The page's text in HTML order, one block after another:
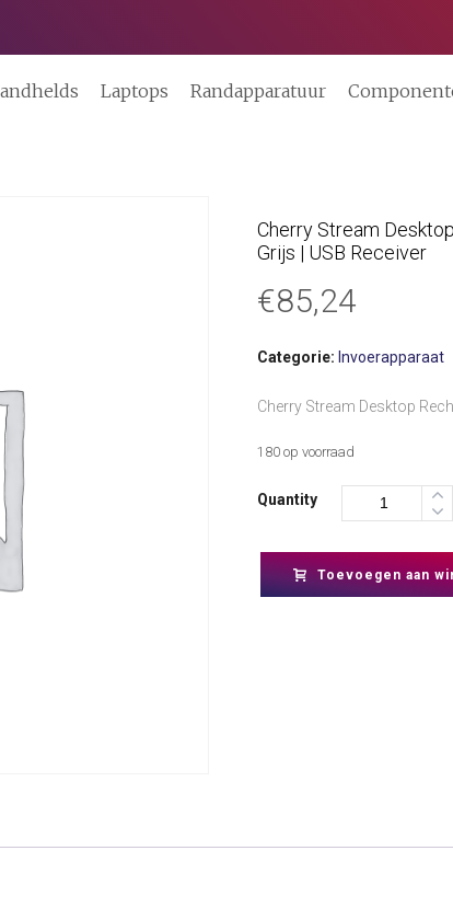
Laptops Randapparatuur
Cherry Stream
Grijs | USB Receiver
€85,24
Categorie: Invoerapparaat
Cherry Stream Desktop
180 op voorraad
Quantity
Toevoegen aan